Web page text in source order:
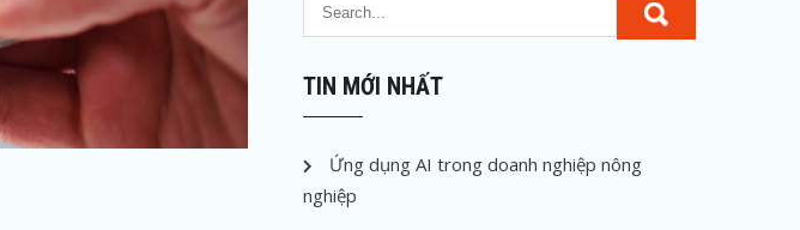
TIN MỚI NHẤT
Ứng dụng AI trong doanh nghiệp nông
nghiệp